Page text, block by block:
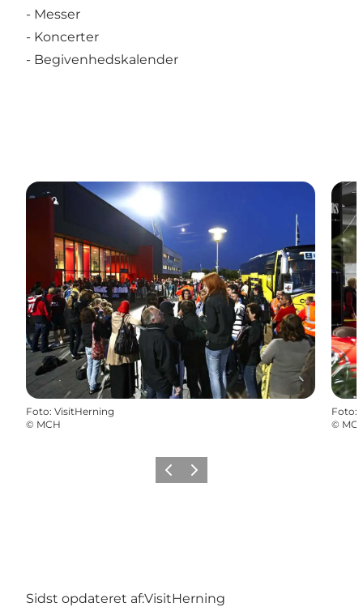
- Messer
- Koncerter
- Begivenhedskalender
Foto: VisitHerning
© MCH
Foto:
©
Forrige billede
Næste billede
Sidst opdateret af:VisitHerning